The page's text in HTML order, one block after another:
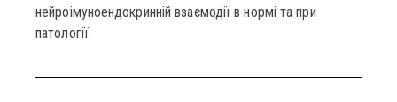
нейроімуноендокринній взаємодії в нормі та при
патології.